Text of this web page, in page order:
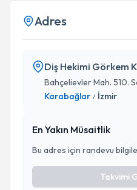
Adres
Diş Hekimi Görkem
Bahçelievler Mah. 510.
Karabağlar / İzmir
En Yakın Müsaitlik
Bu adres için randevu
Takvimi